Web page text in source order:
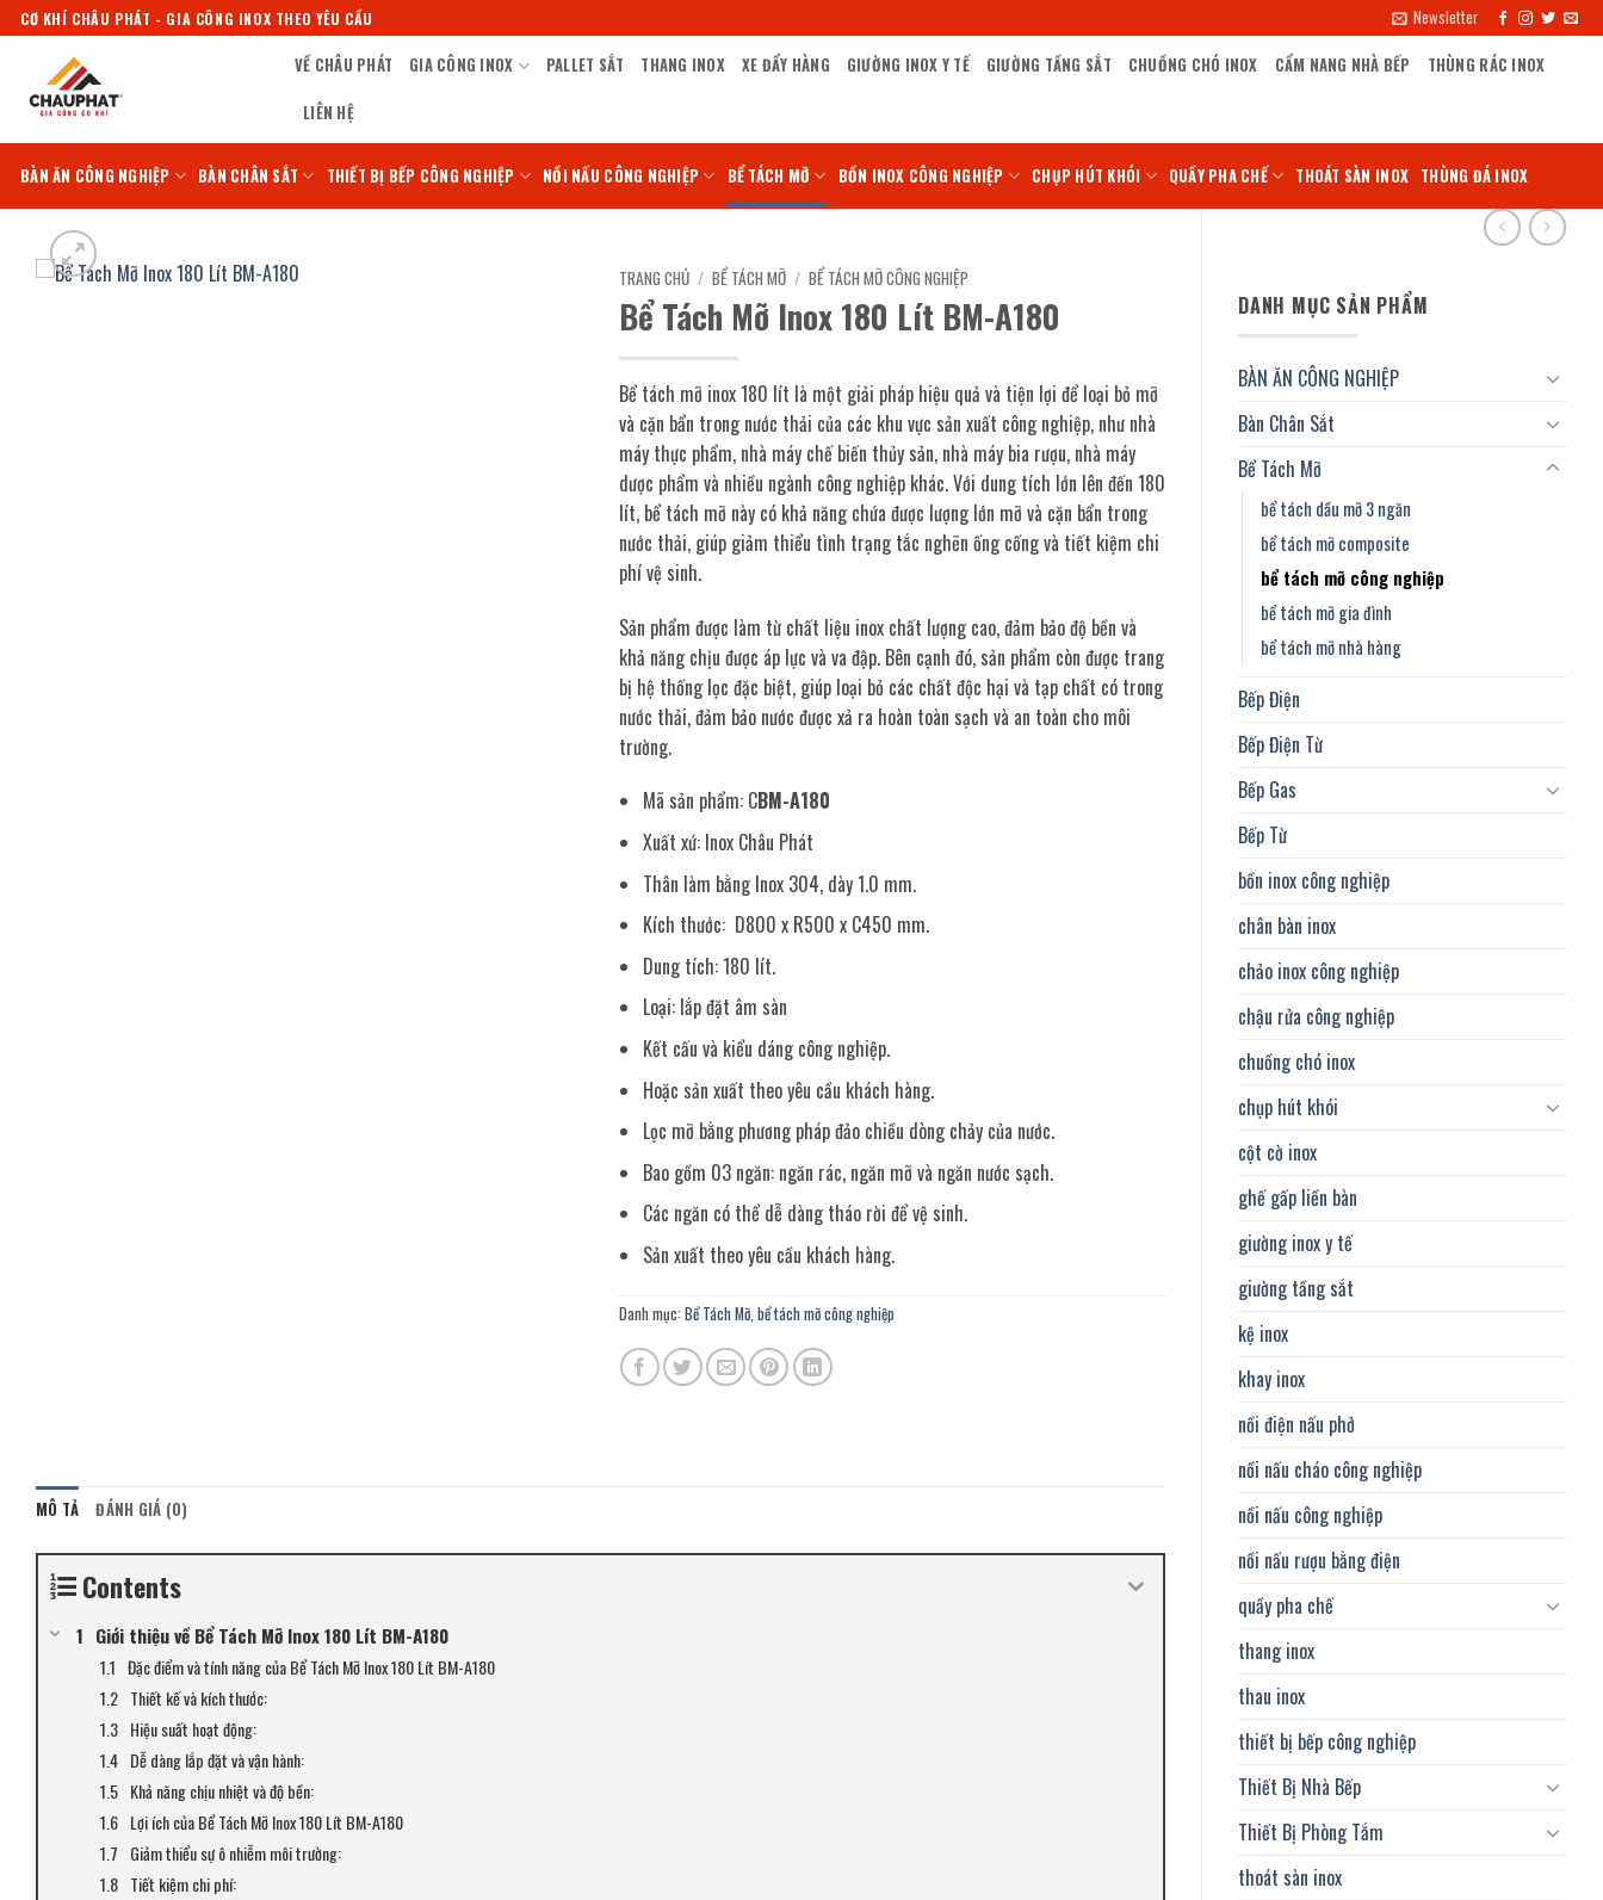
qua
dung
CƠ KHÍ CHÂU PHÁT - GIA CÔNG INOX THEO YÊU CẦU Newsletter
VỀ CHÂU PHÁT GIA CÔNG INOX PALLET SẮT THANG INOX XE ĐẨY HÀNG GIƯỜNG INOX Y TẾ GIƯỜNG TẦNG SẮT CHUỒNG CHÓ INOX CẨM NANG NHÀ BẾP THÙNG RÁC INOX
LIÊN HỆ
BÀN ĂN CÔNG NGHIỆP BÀN CHÂN SẮT THIẾT BỊ BẾP CÔNG NGHIỆP NỒI NẤU CÔNG NGHIỆP BỂ TÁCH MỠ BỒN INOX CÔNG NGHIỆP CHỤP HÚT KHÓI QUẦY PHA CHẾ THOÁT SÀN INOX THÙNG ĐÁ INOX
DANH MỤC SẢN PHẨM
BÀN ĂN CÔNG NGHIỆP
Bàn Chân Sắt
Bể Tách Mỡ
bể tách dầu mỡ 3 ngăn
bể tách mỡ composite
bể tách mỡ công nghiệp
bể tách mỡ gia đình
bể tách mỡ nhà hàng
Bếp Điện
Bếp Điện Từ
Bếp Gas
Bếp Từ
bồn inox công nghiệp
chân bàn inox
chảo inox công nghiệp
chậu rửa công nghiệp
chuồng chó inox
chụp hút khói
cột cờ inox
ghế gấp liền bàn
giường inox y tế
giường tầng sắt
kệ inox
khay inox
nồi điện nấu phở
nồi nấu cháo công nghiệp
nồi nấu công nghiệp
nồi nấu rượu bằng điện
quầy pha chế
thang inox
thau inox
thiết bị bếp công nghiệp
Thiết Bị Nhà Bếp
Thiết Bị Phòng Tắm
thoát sàn inox
TRANG CHỦ / BỂ TÁCH MỠ / BỂ TÁCH MỠ CÔNG NGHIỆP
Bể Tách Mỡ Inox 180 Lít BM-A180
Bể tách mỡ inox 180 lít là một giải pháp hiệu quả và tiện lợi để loại bỏ mỡ
và cặn bẩn trong nước thải của các khu vực sản xuất công nghiệp, như nhà
máy thực phẩm, nhà máy chế biến thủy sản, nhà máy bia rượu, nhà máy
dược phẩm và nhiều ngành công nghiệp khác. Với dung tích lớn lên đến 180
lít, bể tách mỡ này có khả năng chứa được lượng lớn mỡ và cặn bẩn trong
nước thải, giúp giảm thiểu tình trạng tắc nghẽn ống cống và tiết kiệm chi
phí vệ sinh.
Sản phẩm được làm từ chất liệu inox chất lượng cao, đảm bảo độ bền và
khả năng chịu được áp lực và va đập. Bên cạnh đó, sản phẩm còn được trang
bị hệ thống lọc đặc biệt, giúp loại bỏ các chất độc hại và tạp chất có trong
nước thải, đảm bảo nước được xả ra hoàn toàn sạch và an toàn cho môi
trường.
Mã sản phẩm: CBM-A180
Xuất xứ: Inox Châu Phát
Thân làm bằng Inox 304, dày 1.0 mm.
Kích thước: D800 x R500 x C450 mm.
Dung tích: 180 lít.
Loại: lắp đặt âm sàn
Kết cấu và kiểu dáng công nghiệp.
Hoặc sản xuất theo yêu cầu khách hàng.
Lọc mỡ bằng phương pháp đảo chiều dòng chảy của nước.
Bao gồm 03 ngăn: ngăn rác, ngăn mỡ và ngăn nước sạch.
Các ngăn có thể dễ dàng tháo rời để vệ sinh.
Sản xuất theo yêu cầu khách hàng.
Danh mục: Bể Tách Mỡ, bể tách mỡ công nghiệp
MÔ TẢ ĐÁNH GIÁ (0)
Contents
Giới thiệu về Bể Tách Mỡ Inox 180 Lít BM-A180
Đặc điểm và tính năng của Bể Tách Mỡ Inox 180 Lít BM-A180
Thiết kế và kích thước:
Hiệu suất hoạt động:
Dễ dàng lắp đặt và vận hành:
Khả năng chịu nhiệt và độ bền:
Lợi ích của Bể Tách Mỡ Inox 180 Lít BM-A180
Giảm thiểu sự ô nhiễm môi trường:
Tiết kiệm chi phí: